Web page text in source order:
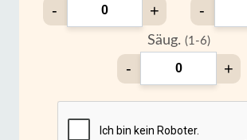
- + -
Säug. (1-6)
- +